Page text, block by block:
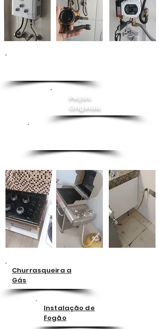
Peças
Originais
Churrasqueira a
Gás
Instalação de
Fogão